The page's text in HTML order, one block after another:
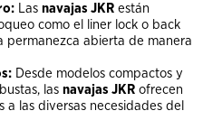
Lasnavajas JKR están
como el liner lock o back
permanezca abierta de manera
Desde modelos compactos y
lasnavajas JKR ofrecen
las diversas necesidades del